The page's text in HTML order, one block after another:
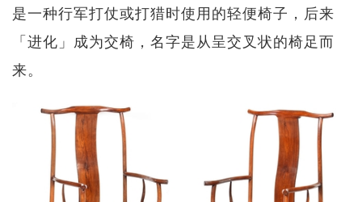
是一种行军打仗或打猎时使用的轻便椅子，后来
「进化」成为交椅，名字是从呈交叉状的椅足而
来。